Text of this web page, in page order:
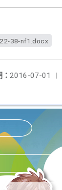
38-nf1.docx
2016-07-01
|